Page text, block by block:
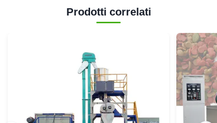
Prodotti correlati